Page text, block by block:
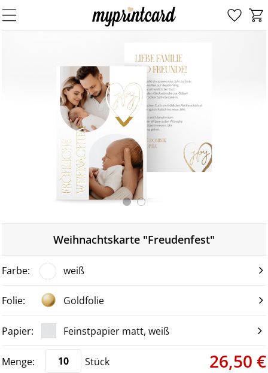
Weihnachtskarte "Freudenfest"
weiß
Goldfolie
Feinstpapier matt, weiß
Stück 26,50 €